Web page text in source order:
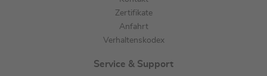
Zertifikate
Anfahrt
Verhaltenskodex
Service & Support